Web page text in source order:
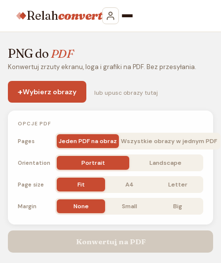
Relahconvert
PNG doPDF
Konwertuj zrzuty ekranu, loga i grafiki na PDF. Bez przesyłania.
+Wybierz obrazy lub upusc obrazy tutaj
OPCJE PDF
Pages Jeden PDF na obraz Wszystkie obrazy w jednym PDF
Orientation Portrait Landscape
Page size Fit A4 Letter
Margin None Small Big
Konwertuj na PDF